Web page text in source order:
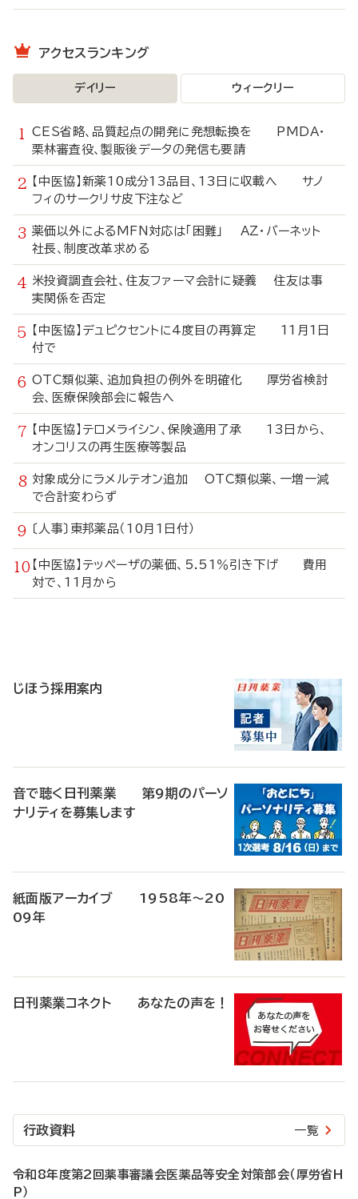
アクセスランキング
デイリー ウィークリー
CES省略、品質起点の開発に発想転換を PMDA・
栗林審査役、製販後データの発信も要請
【中医協】新薬10成分13品目、13日に収載へ サノ
フィのサークリサ皮下注など
薬価以外によるMFN対応は「困難」 AZ・バーネット
社長、制度改革求める
米投資調査会社、住友ファーマ会計に疑義 住友は事
実関係を否定
【中医協】デュピクセントに4度目の再算定 11月1日
付で
OTC類似薬、追加負担の例外を明確化 厚労省検討
会、医療保険部会に報告へ
【中医協】テロメライシン、保険適用了承 13日から、
オンコリスの再生医療等製品
対象成分にラメルテオン追加 OTC類似薬、一増一減
で合計変わらず
〔人事〕東邦薬品（10月1日付）
【中医協】テッペーザの薬価、5.51％引き下げ 費用
対で、11月から
じほう採用案内
音で聴く日刊薬業 第9期のパーソ
ナリティを募集します
紙面版アーカイブ 1958年～20
09年
日刊薬業コネクト あなたの声を！
行政資料 一覧
令和8年度第2回薬事審議会医薬品等安全対策部会（厚労省H
P）